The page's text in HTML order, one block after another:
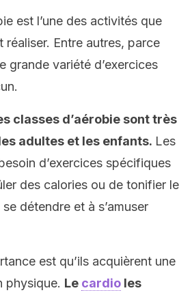
est l’une des activités que
Entre autres, parce
grande variété d’exercices
classes d’aérobie sont très
adultes et les enfants. Les
d’exercices spécifiques
des calories ou de tonifier le
détendre et à s’amuser
est qu’ils acquièrent une
physique. Le cardio les